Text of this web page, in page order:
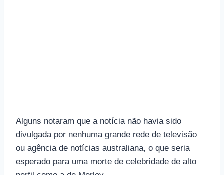
Alguns notaram que a notícia não havia sido
divulgada por nenhuma grande rede de televisão
ou agência de notícias australiana, o que seria
esperado para uma morte de celebridade de alto